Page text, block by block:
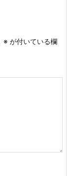
※ が付いている欄